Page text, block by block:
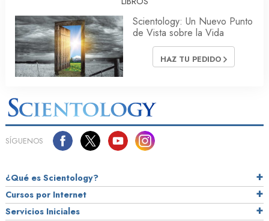
Scientology: Un Nuevo Punto
de Vista sobre la Vida
HAZ TU PEDIDO
SÍGUENOS
¿Qué es Scientology?
Cursos por Internet
Servicios Iniciales